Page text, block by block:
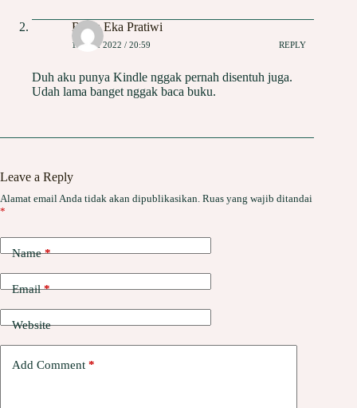
Restu Eka Pratiwi
12 MEI 2022 / 20:59 REPLY
Duh aku punya Kindle nggak pernah disentuh juga.
Udah lama banget nggak baca buku.
Leave a Reply
Alamat email Anda tidak akan dipublikasikan. Ruas yang wajib ditandai
*
Name*
Email*
Website
Add Comment *